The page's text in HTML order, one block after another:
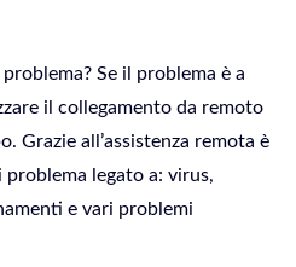
Se il problema è a
il collegamento da remoto
Grazie all’assistenza remota è
legato a: virus,
e vari problemi